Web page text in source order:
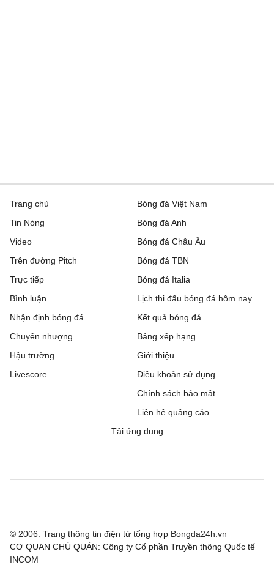
Trang chủ
Tin Nóng
Video
Trên đường Pitch
Trực tiếp
Bóng đá Việt Nam
Bóng đá Anh
Bóng đá Châu Âu
Bóng đá TBN
Bóng đá Italia
Bình luận
Nhận định bóng đá
Chuyển nhượng
Hậu trường
Livescore
Lịch thi đấu bóng đá hôm nay
Kết quả bóng đá
Bảng xếp hạng
Giới thiệu
Điều khoản sử dụng
Chính sách bảo mật
Liên hệ quảng cáo
Tải ứng dụng
© 2006. Trang thông tin điện tử tổng hợp Bongda24h.vn
CƠ QUAN CHỦ QUẢN: Công ty Cổ phần Truyền thông Quốc tế
INCOM